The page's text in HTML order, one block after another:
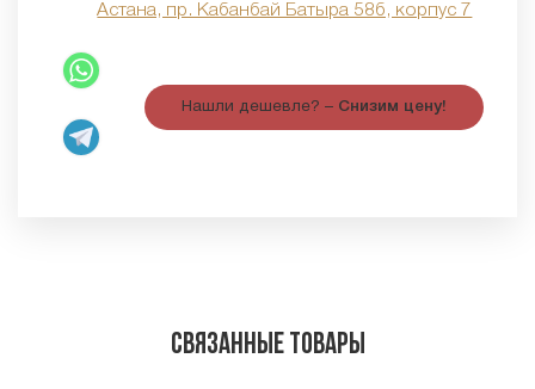
Астана, пр. Кабанбай Батыра 58б, корпус 7
Нашли дешевле? – Снизим цену!
Связанные товары